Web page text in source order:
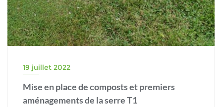
19 juillet 2022
Mise en place de composts et premiers
aménagements de la serre T1